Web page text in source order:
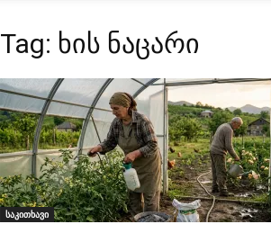
Tag: ხის ნაცარი
საკითხავი